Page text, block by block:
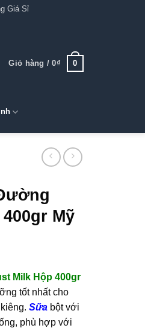
Giá Sỉ
Giỏ hàng /0₫ 0
Mỹ
Milk Hộp 400gr
tốt nhất cho
Sữa bột với
phù hợp với